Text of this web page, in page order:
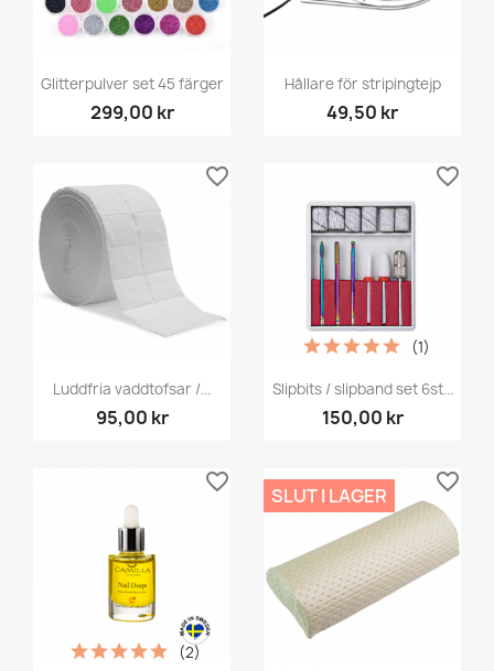
Glitterpulver set 45 färger
299,00 kr
Hållare för stripingtejp
49,50 kr
Luddfria vaddtofsar /...
95,00 kr
favorite_border
Slipbits / slipband set 6st...
150,00 kr
(1)
favorite_border
(2)
favorite_border
SLUT I LAGER
favorite_border